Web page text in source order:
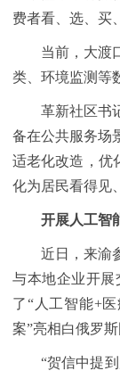
费者看、选、买
当前，大渡
类、环境监测等
革新社区书
备在公共服务场
适老化改造，优
化为居民看得见
开展人工智
近日，来渝
与本地企业开展
了“人工智能+
案”亮相白俄罗
“贺信中提